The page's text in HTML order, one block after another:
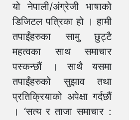
यो नेपाली/अंग्रेजी भाषाको
डिजिटल पत्रिका हो । हामी
तपाईंहरुका सामु छुट्टै
महत्वका साथ समाचार
पस्कन्छौं । साथै यसमा
तपाईंहरुको सुझाव तथा
प्रतिक्रियाको अपेक्षा गर्दछौं
। ‘सत्य र ताजा समाचार :